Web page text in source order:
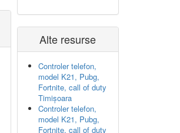
Alte resurse
Controler telefon,
model K21, Pubg,
Fortnite, call of duty
Timișoara
Controler telefon,
model K21, Pubg,
Fortnite, call of duty